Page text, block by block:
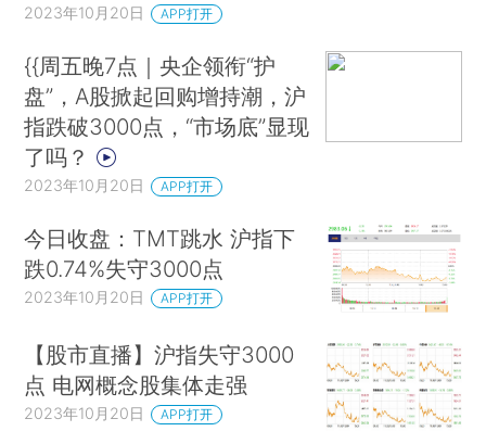
2023年10月20日 APP打开
{{周五晚7点｜央企领衔“护
盘”，A股掀起回购增持潮，沪
指跌破3000点，“市场底”显现
了吗？
2023年10月20日 APP打开
今日收盘：TMT跳水 沪指下
跌0.74%失守3000点
2023年10月20日 APP打开
【股市直播】沪指失守3000
点 电网概念股集体走强
2023年10月20日 APP打开